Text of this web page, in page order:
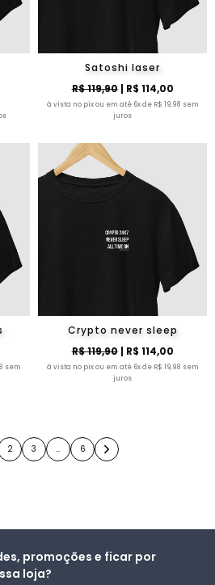
Satoshi laser
R$ 119,90| R$ 114,00
à vista no pix ou em até 6x de R$ 19,98 sem
juros
sem
Crypto never sleep
R$ 119,90| R$ 114,00
à vista no pix ou em até 6x de R$ 19,98 sem
juros
2 3 … 6
promoções e ficar por
loja?